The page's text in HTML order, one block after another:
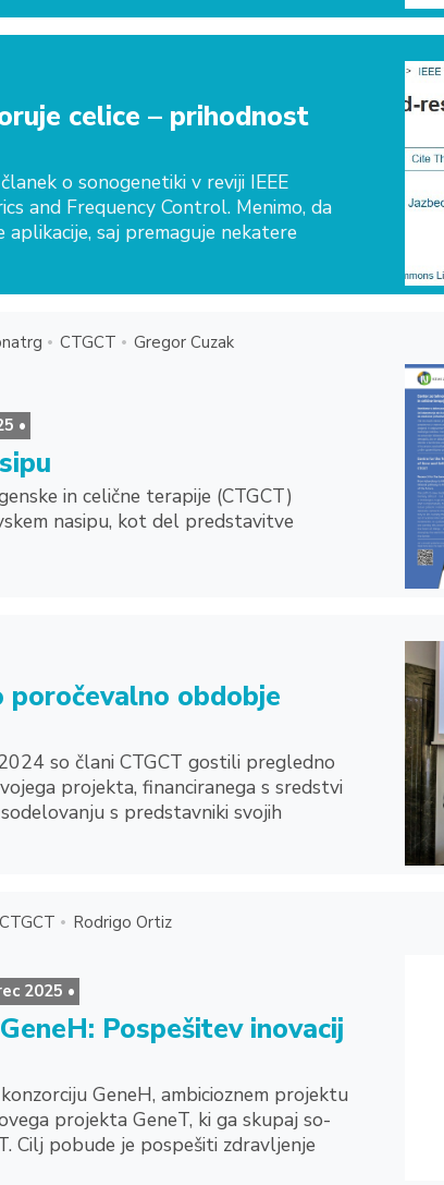
celice – prihodnost
o sonogenetiki v reviji IEEE
and Frequency Control. Menimo, da
saj premaguje nekatere
CTGCT Gregor Cuzak
•
in celične terapije (CTGCT)
nasipu, kot del predstavitve
poročevalno obdobje
so člani CTGCT gostili pregledno
projekta, financiranega s sredstvi
s predstavniki svojih
CTGCT
Rodrigo Ortiz
2025 •
Pospešitev inovacij
GeneH, ambicioznem projektu
projekta GeneT, ki ga skupaj so-
Cilj pobude je pospešiti zdravljenje